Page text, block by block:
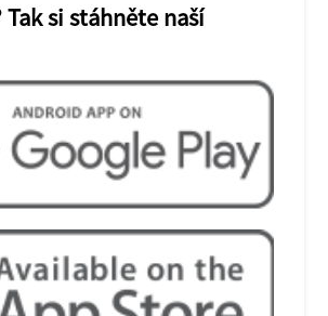
Tak si stáhněte naší